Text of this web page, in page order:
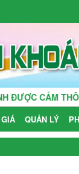
THÔNG
QUẢN LÝ